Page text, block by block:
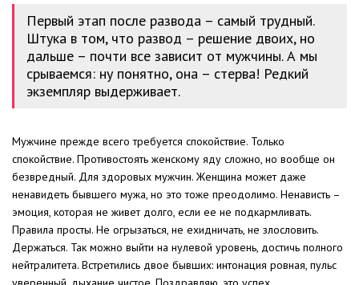
Первый этап после развода – самый трудный.
Штука в том, что развод – решение двоих, но
дальше – почти все зависит от мужчины. А мы
срываемся: ну понятно, она – стерва! Редкий
экземпляр выдерживает.
Мужчине прежде всего требуется спокойствие. Только
спокойствие. Противостоять женскому яду сложно, но вообще он
безвредный. Для здоровых мужчин. Женщина может даже
ненавидеть бывшего мужа, но это тоже преодолимо. Ненависть –
эмоция, которая не живет долго, если ее не подкармливать.
Правила просты. Не огрызаться, не ехидничать, не злословить.
Держаться. Так можно выйти на нулевой уровень, достичь полного
нейтралитета. Встретились двое бывших: интонация ровная, пульс